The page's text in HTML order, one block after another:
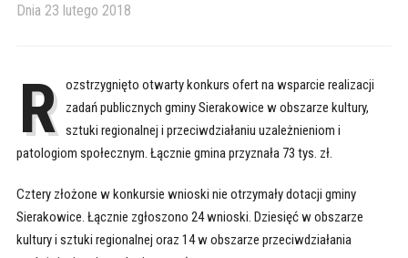
Dnia 23 lutego 2018
R ozstrzygnięto otwarty konkurs ofert na wsparcie realizacji
zadań publicznych gminy Sierakowice w obszarze kultury,
sztuki regionalnej i przeciwdziałaniu uzależnieniom i
patologiom społecznym. Łącznie gmina przyznała 73 tys. zł.
Cztery złożone w konkursie wnioski nie otrzymały dotacji gminy
Sierakowice. Łącznie zgłoszono 24 wnioski. Dziesięć w obszarze
kultury i sztuki regionalnej oraz 14 w obszarze przeciwdziałania